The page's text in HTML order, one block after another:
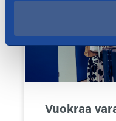
Vuokraa